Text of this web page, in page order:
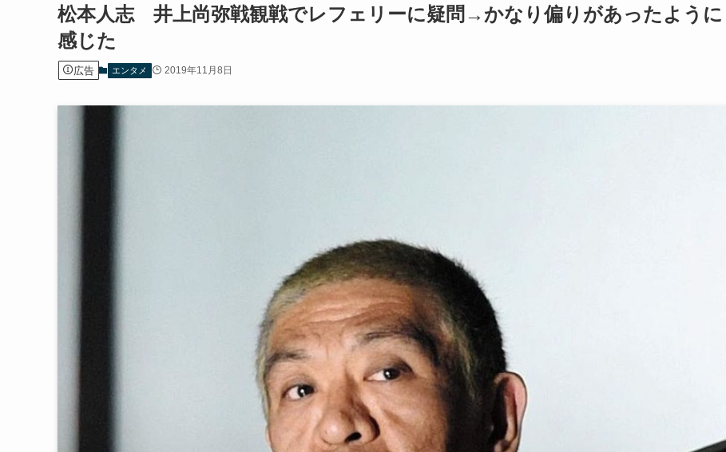
松本人志 井上尚弥戦観戦でレフェリーに疑問→かなり偏りがあったように
感じた
広告 エンタメ 2019年11月8日